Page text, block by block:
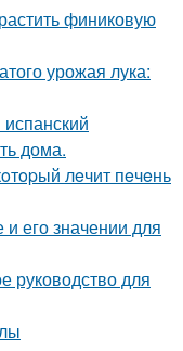
финиковую
урожая лука:
дома.
лeчит пeчeнь
его значении для
руководство для